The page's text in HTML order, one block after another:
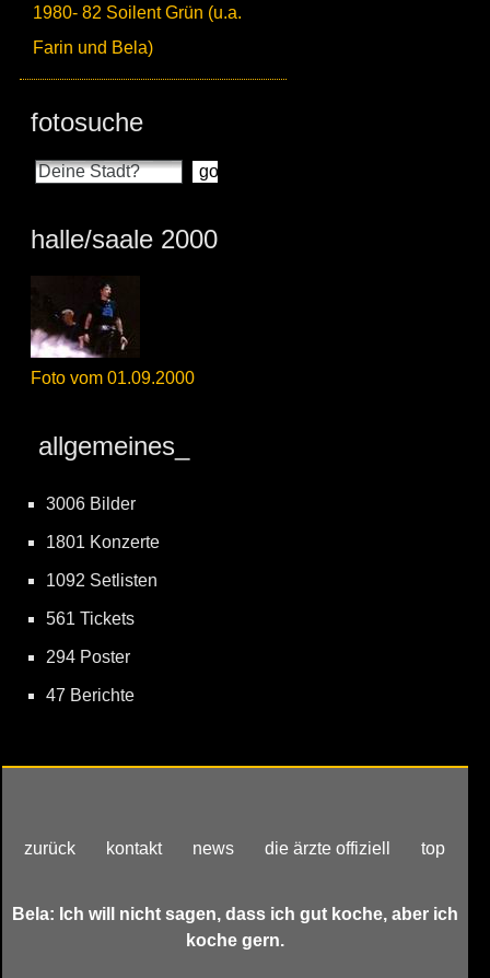
1980- 82 Soilent Grün (u.a.
Farin und Bela)
fotosuche
halle/saale 2000
Foto vom 01.09.2000
allgemeines_
3006 Bilder
1801 Konzerte
1092 Setlisten
561 Tickets
294 Poster
47 Berichte
zurück kontakt news die ärzte offiziell top
Bela: Ich will nicht sagen, dass ich gut koche, aber ich
koche gern.